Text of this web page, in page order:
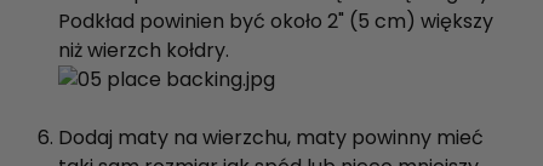
Podkład powinien być około 2" (5 cm) większy
niż wierzch kołdry.
Dodaj maty na wierzchu, maty powinny mieć